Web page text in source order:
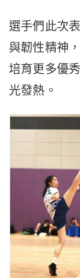
選手們此次
與韌性精神
培育更多優
光發熱。